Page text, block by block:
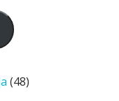
4848